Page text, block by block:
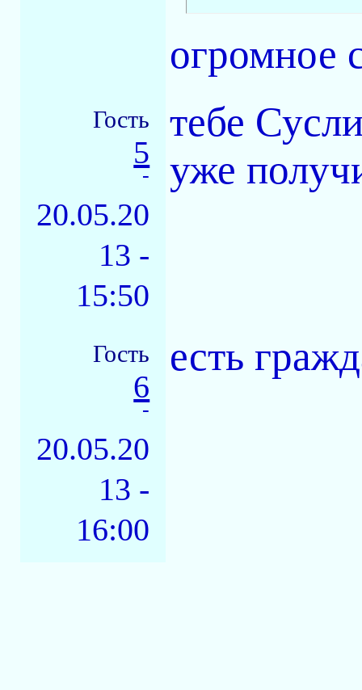
огромное
Гость
5
-
20.05.20
13 -
15:50
тебе
уже
Гость
6
-
20.05.20
13 -
16:00
есть